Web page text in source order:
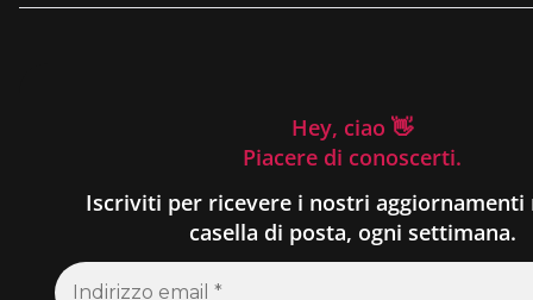
Hey, ciao 👋
Piacere di conoscerti.
Iscriviti per ricevere i nostri aggiornamenti
casella di posta, ogni settimana.